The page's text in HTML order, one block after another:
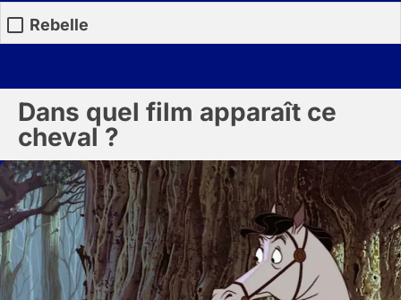
Rebelle
Dans quel film apparaît ce
cheval ?